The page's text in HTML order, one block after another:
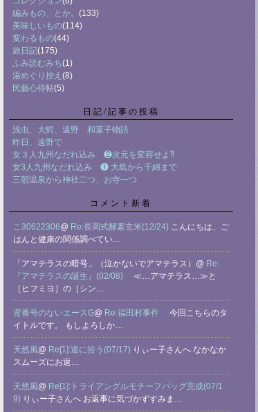
編みもの、とか。 (133)
美味しいもの(114)
変わるもの(44)
旅日記(175)
ふみ読むみち(1)
湯めぐり控え (8)
民藝心得帖(5)
日記/記事の投稿
浅虫、大鰐、遠野 和菓子物語
昨日、遠野で
女３人九州なだれ込み ❷次元を変容せよ⁈
女3人九州なだれ込み ❶ 大島から千綿まで
三朝温泉から神社二つ、お寺一つ
コメント新着
こ30622306@ Re:長岡式酵素玄米(12/24) こんにちは、ご
はんと健康の関係調べてい…
「アマテラスの暗号」（泣かないでアマテラス）@ Re:
『アマテラスの誕生』(02/08)
≪…アマテラス…≫と
［ヒフミヨ］の［シン…
背番号のないエースG@ Re:福田村事件 今回こちらのタ
イトルです。 もしよろしか…
天然風@ Re[1]:道に拾う(07/17) りぃー子さんへ なかなか
スムーズにお返…
天然風@ Re[1]:トライアングルモチーフバッグ完成(07/1
9) りぃー子さんへ お返事に気づかずすみま…